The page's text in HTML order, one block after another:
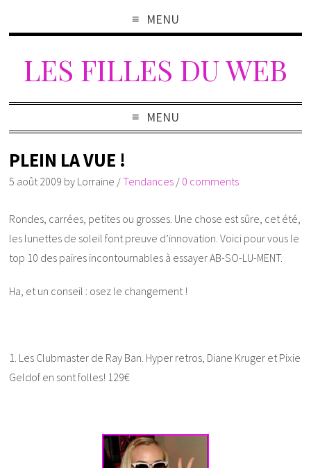
MENU
LES FILLES DU WEB
MENU
PLEIN LA VUE !
5 août 2009 by Lorraine /Tendances / 0 comments
Rondes, carrées, petites ou grosses. Une chose est sûre, cet été,
les lunettes de soleil font preuve d’innovation. Voici pour vous le
top 10 des paires incontournables à essayer AB-SO-LU-MENT.
Ha, et un conseil : osez le changement !
1. Les Clubmaster de Ray Ban. Hyper retros, Diane Kruger et Pixie
Geldof en sont folles! 129€